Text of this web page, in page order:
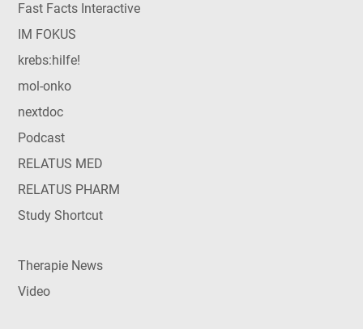
Fast Facts Interactive
IM FOKUS
krebs:hilfe!
mol-onko
nextdoc
Podcast
RELATUS MED
RELATUS PHARM
Study Shortcut
Therapie News
Video